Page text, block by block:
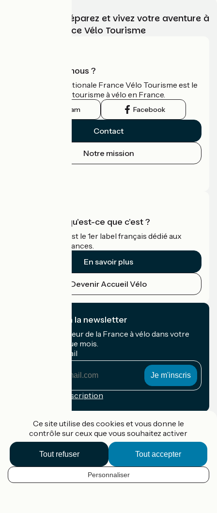
FR
Choisissez, préparez et vivez votre aventure à
vélo avec France Vélo Tourisme
Qui sommes-nous ?
L'association nationale France Vélo Tourisme est le
guide officiel du tourisme à vélo en France.
Instagram Facebook
Contact
Notre mission
Accueil Vélo qu'est-ce que c'est ?
Accueil Vélo c'est le 1er label français dédié aux
cyclistes en vacances.
En savoir plus
Devenir Accueil Vélo
Je m'abonne à la newsletter
Recevez le meilleur de la France à vélo dans votre
boîte mail chaque mois.
Mon adresse mail
Conditions d'inscription
Accueil Vélo Pro
Contact
Mentions légales
Ce site utilise des cookies et vous donne le
contrôle sur ceux que vous souhaitez activer
Tout accepter
Tout refuser
Personnaliser